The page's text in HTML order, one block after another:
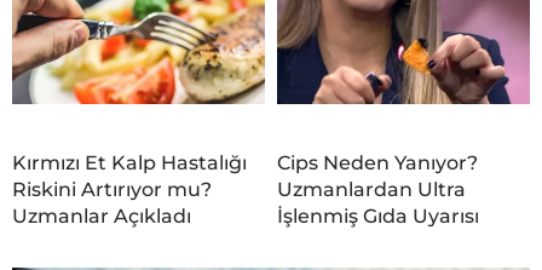
Kırmızı Et Kalp Hastalığı
Riskini Artırıyor mu?
Uzmanlar Açıkladı
Cips Neden Yanıyor?
Uzmanlardan Ultra
İşlenmiş Gıda Uyarısı